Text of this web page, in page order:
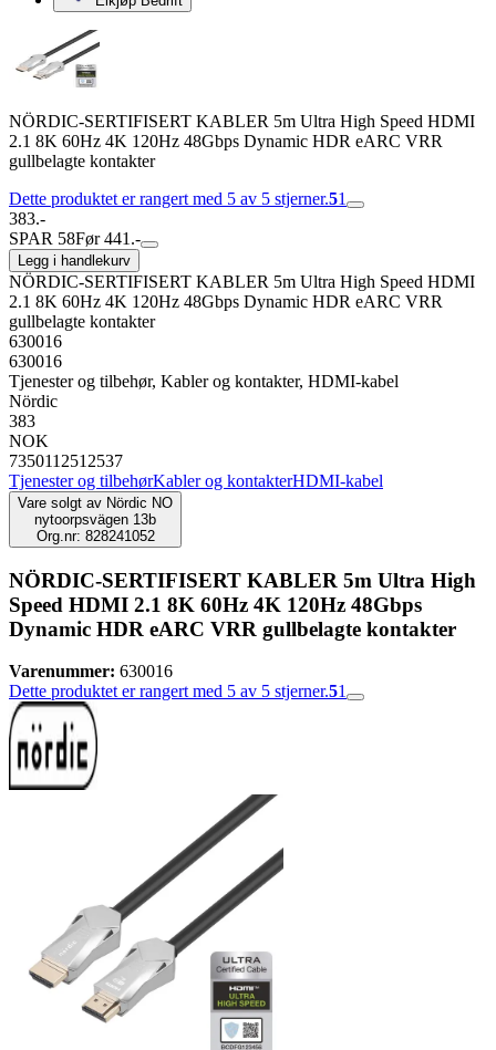
NÖRDIC-SERTIFISERT KABLER 5m Ultra High Speed ​​​​HDMI
2.1 8K 60Hz 4K 120Hz 48Gbps Dynamic HDR eARC VRR
gullbelagte kontakter
Dette produktet er rangert med 5 av 5 stjerner.51
383.-
SPAR 58Før 441.-
Legg i handlekurv
NÖRDIC-SERTIFISERT KABLER 5m Ultra High Speed ​​​​HDMI
2.1 8K 60Hz 4K 120Hz 48Gbps Dynamic HDR eARC VRR
gullbelagte kontakter
630016
630016
Tjenester og tilbehør, Kabler og kontakter, HDMI-kabel
Nördic
383
NOK
7350112512537
Tjenester og tilbehørKabler og kontakterHDMI-kabel
Vare solgt av Nördic NO
nytoorpsvägen 13b
Org.nr: 828241052
NÖRDIC-SERTIFISERT KABLER 5m Ultra High
Speed ​​​​HDMI 2.1 8K 60Hz 4K 120Hz 48Gbps
Dynamic HDR eARC VRR gullbelagte kontakter
Varenummer: 630016
Dette produktet er rangert med 5 av 5 stjerner.51